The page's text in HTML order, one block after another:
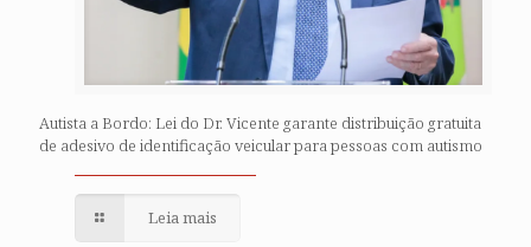
Autista a Bordo: Lei do Dr. Vicente garante distribuição gratuita
de adesivo de identificação veicular para pessoas com autismo
Leia mais